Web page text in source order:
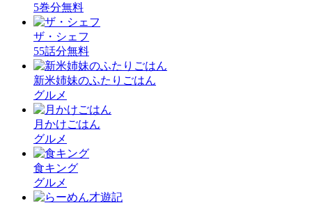
5巻分無料
ザ・シェフ
55話分無料
新米姉妹のふたりごはん
グルメ
月かけごはん
グルメ
食キング
グルメ